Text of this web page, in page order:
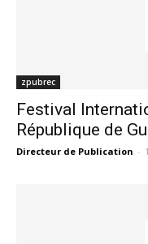
zpubrec
Festival
République de
Directeur de Publication -